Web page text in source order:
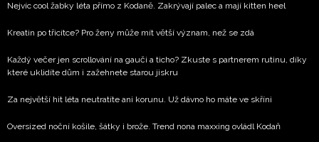
Nejvíc cool žabky léta přímo z Kodaně. Zakrývají palec a mají kitten heel
Kreatin po třicítce? Pro ženy může mít větší význam, než se zdá
Každý večer jen scrollování na gauči a ticho? Zkuste s partnerem rutinu, díky
které uklidíte dům i zažehnete starou jiskru
Za největší hit léta neutratíte ani korunu. Už dávno ho máte ve skříni
Oversized noční košile, šátky i brože. Trend nona maxxing ovládl Kodaň